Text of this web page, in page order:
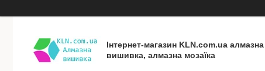
Інтернет-магазин KLN.com.ua алмазна
вишивка, алмазна мозаїка